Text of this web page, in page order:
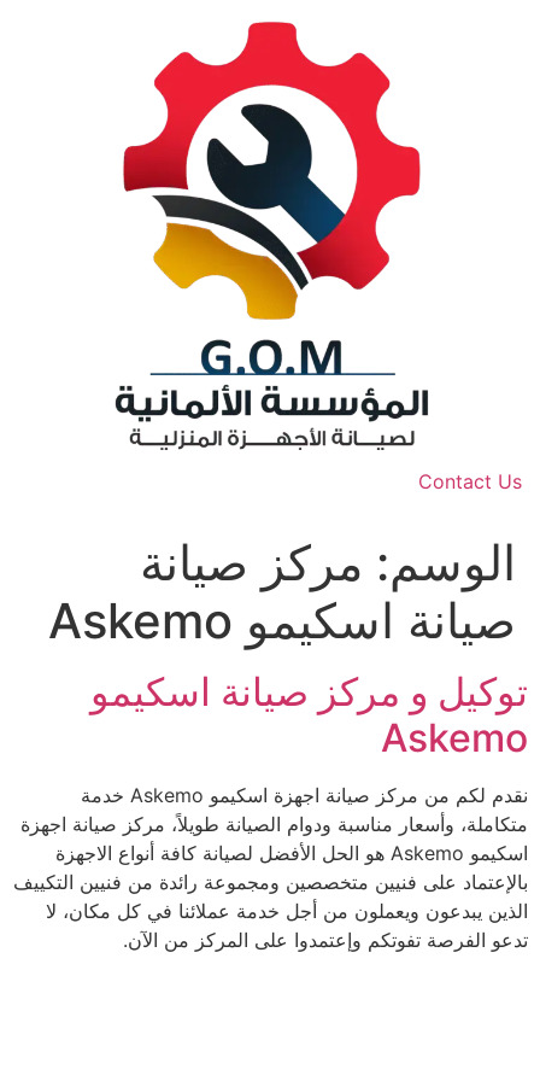
Contact Us
الوسم: مركز صيانة
صيانة اسكيمو Askemo
توكيل و مركز صيانة اسكيمو
Askemo
نقدم لكم من مركز صيانة اجهزة اسكيمو Askemo خدمة
متكاملة، وأسعار مناسبة ودوام الصيانة طويلاً، مركز صيانة اجهزة
اسكيمو Askemo هو الحل الأفضل لصيانة كافة أنواع الاجهزة
بالإعتماد على فنيين متخصصين ومجموعة رائدة من فنيين التكييف
الذين يبدعون ويعملون من أجل خدمة عملائنا في كل مكان، لا
تدعو الفرصة تفوتكم وإعتمدوا على المركز من الآن.